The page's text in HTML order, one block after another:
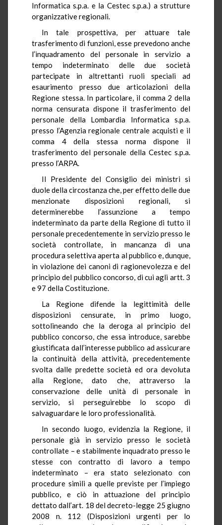
Informatica s.p.a. e la Cestec s.p.a.) a strutture
organizzative regionali.
In tale prospettiva, per attuare tale
trasferimento di funzioni, esse prevedono anche
l’inquadramento del personale in servizio a
tempo indeterminato delle due società
partecipate in altrettanti ruoli speciali ad
esaurimento presso due articolazioni della
Regione stessa. In particolare, il comma 2 della
norma censurata dispone il trasferimento del
personale della Lombardia Informatica s.p.a.
presso l’Agenzia regionale centrale acquisti e il
comma 4 della stessa norma dispone il
trasferimento del personale della Cestec s.p.a.
presso l’ARPA.
Il Presidente del Consiglio dei ministri si
duole della circostanza che, per effetto delle due
menzionate disposizioni regionali, si
determinerebbe l’assunzione a tempo
indeterminato da parte della Regione di tutto il
personale precedentemente in servizio presso le
società controllate, in mancanza di una
procedura selettiva aperta al pubblico e, dunque,
in violazione dei canoni di ragionevolezza e del
principio del pubblico concorso, di cui agli artt. 3
e 97 della Costituzione.
La Regione difende la legittimità delle
disposizioni censurate, in primo luogo,
sottolineando che la deroga al principio del
pubblico concorso, che essa introduce, sarebbe
giustificata dall’interesse pubblico ad assicurare
la continuità della attività, precedentemente
svolta dalle predette società ed ora devoluta
alla Regione, dato che, attraverso la
conservazione delle unità di personale in
servizio, si perseguirebbe lo scopo di
salvaguardare le loro professionalità.
In secondo luogo, evidenzia la Regione, il
personale già in servizio presso le società
controllate – e stabilmente inquadrato presso le
stesse con contratto di lavoro a tempo
indeterminato – era stato selezionato con
procedure simili a quelle previste per l’impiego
pubblico, e ciò in attuazione del principio
dettato dall’art. 18 del decreto-legge 25 giugno
2008 n. 112 (Disposizioni urgenti per lo